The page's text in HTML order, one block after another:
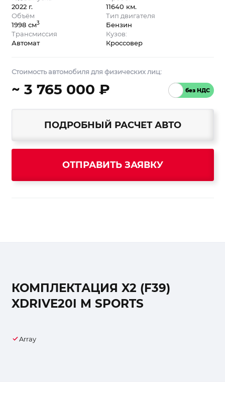
2022 г.
11640 км.
Объём
1998 см3
Тип двигателя
Бензин
Трансмиссия
Автомат
Кузов:
Кроссовер
Стоимость автомобиля для физических лиц:
~ 3 765 000 ₽
ПОДРОБНЫЙ РАСЧЕТ АВТО
ОТПРАВИТЬ ЗАЯВКУ
КОМПЛЕКТАЦИЯ X2 (F39)
XDRIVE20I M SPORTS
Array